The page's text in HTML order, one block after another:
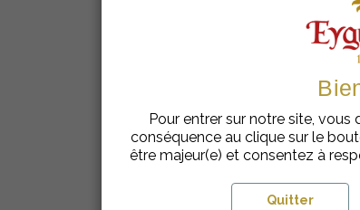
Les clients
Pour entrer sur notre site, vous
conséquence au clique sur le
être majeur(e) et consentez à
Quitter